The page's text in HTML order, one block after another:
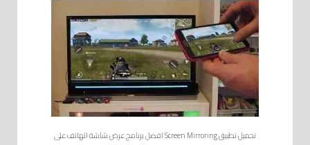
تحميل تطبيق Screen Mirroring افضل برنامج عرض شاشة الهاتف على